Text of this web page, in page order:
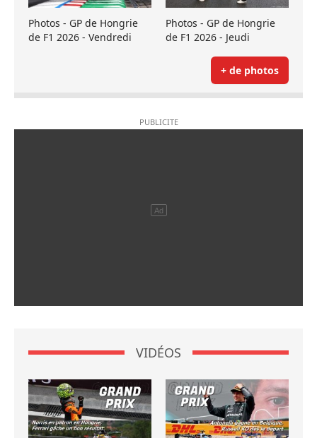
Photos - GP de Hongrie
de F1 2026 - Vendredi
Photos - GP de Hongrie
de F1 2026 - Jeudi
+ de photos
VIDÉOS